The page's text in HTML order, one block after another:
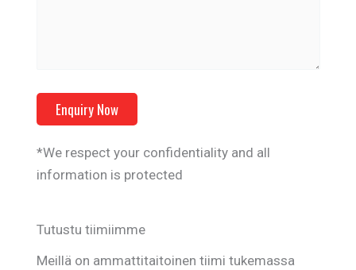
*We respect your confidentiality and all
information is protected
Tutustu tiimiimme
Meillä on ammattitaitoinen tiimi tukemassa